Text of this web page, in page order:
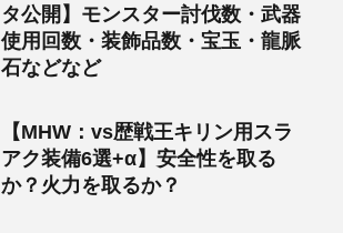
タ公開】モンスター討伐数・武器
使用回数・装飾品数・宝玉・龍脈
石などなど
【MHW：vs歴戦王キリン用スラ
アク装備6選+α】安全性を取る
か？火力を取るか？